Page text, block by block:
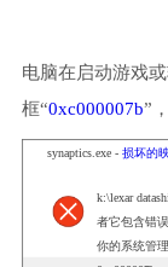
电脑在启动游戏
框“0xc000007b”
synaptics.exe - 损坏的
k:\lexar
者它包含错
你的系统管